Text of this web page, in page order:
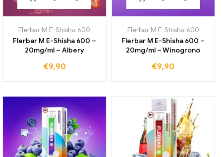
Flerbar M E-Shisha 600
Flerbar M E-Shisha 600 –
20mg/ml – Albery
€9,90
Flerbar M E-Shisha 600
Flerbar M E-Shisha 600 –
20mg/ml – Winogrono
€9,90